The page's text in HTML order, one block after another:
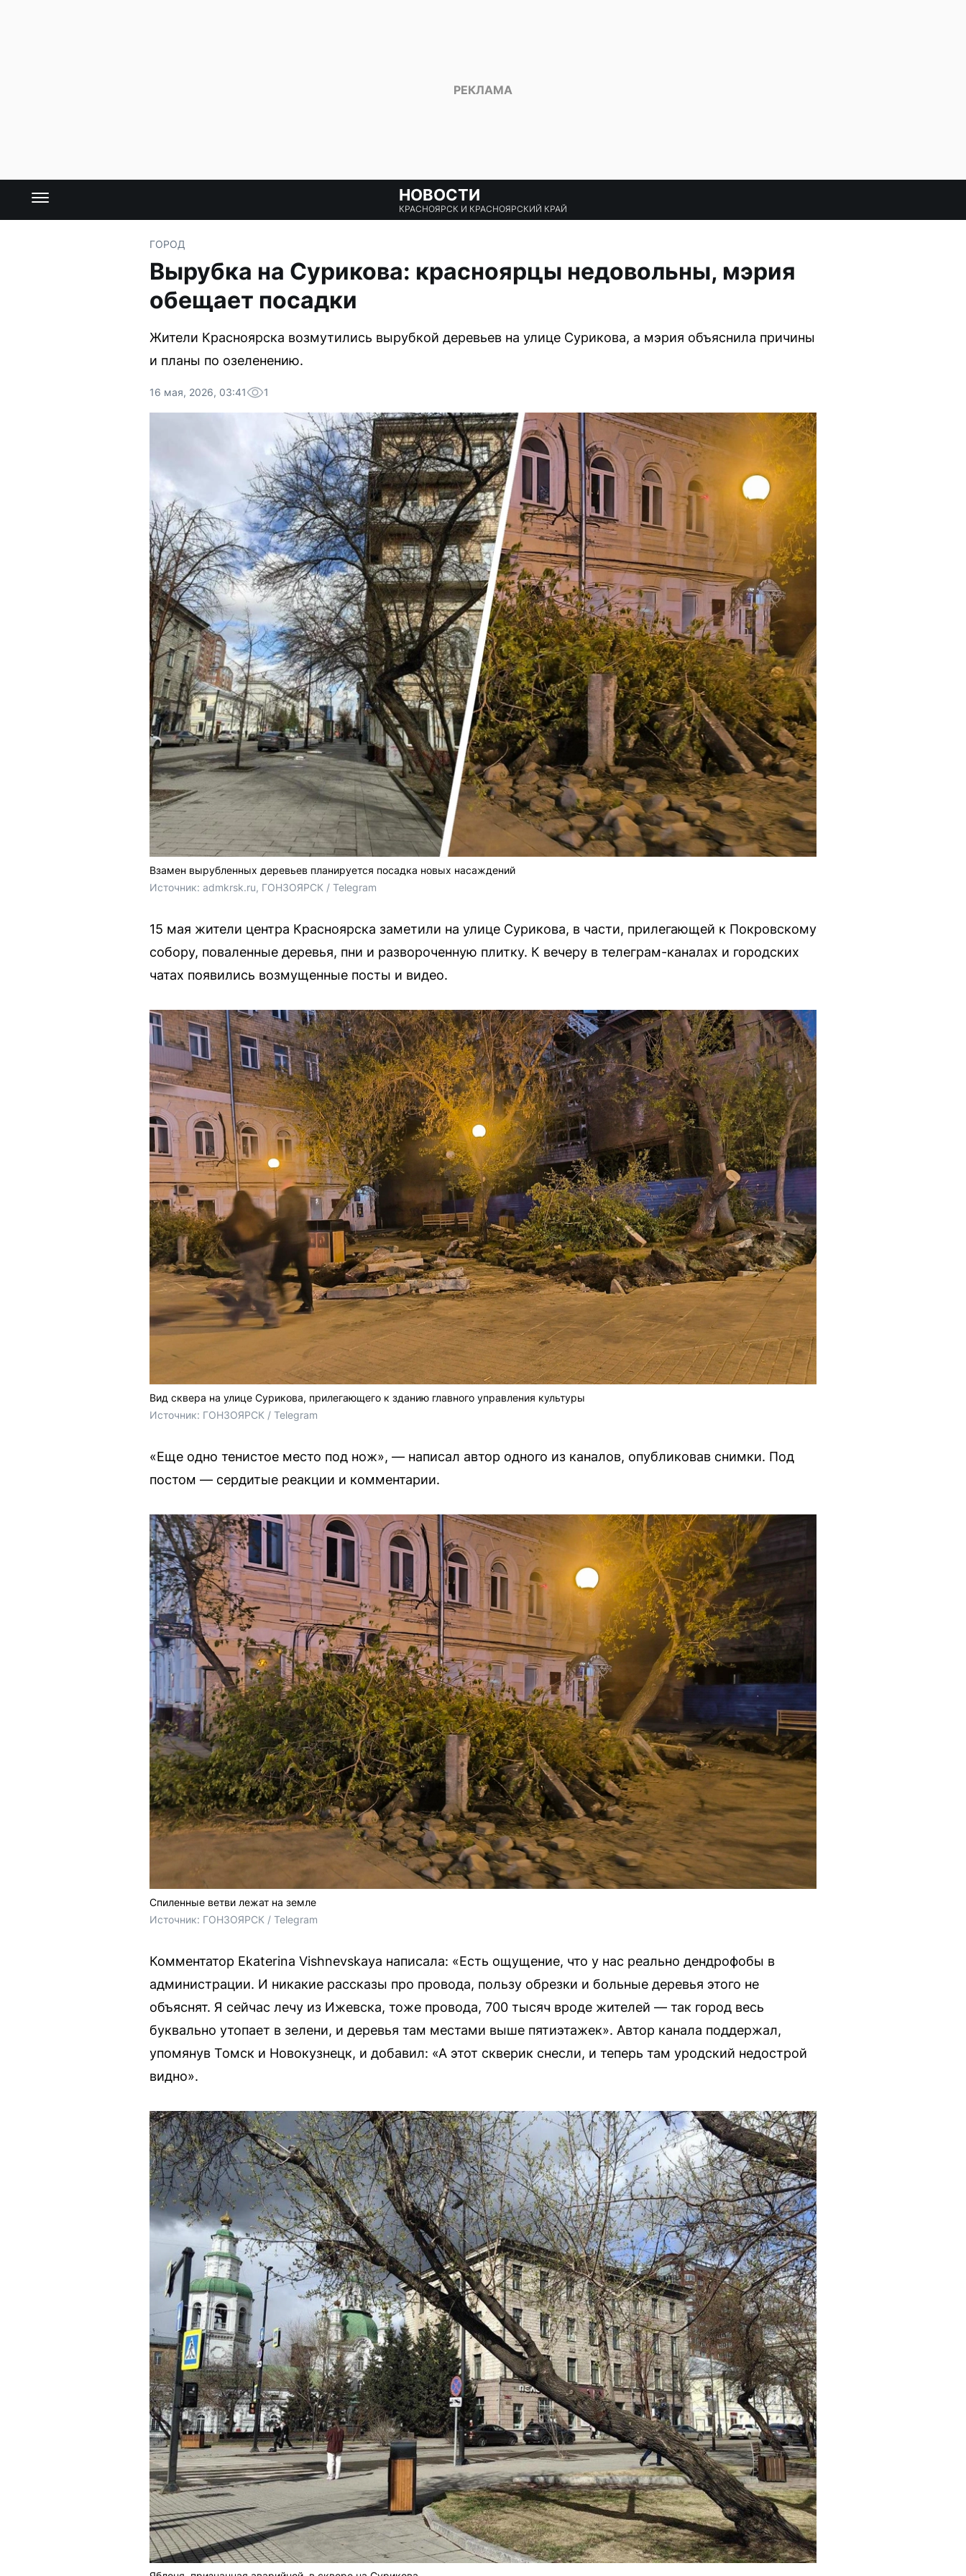
НОВОСТИ
КРАСНОЯРСК И КРАСНОЯРСКИЙ КРАЙ
ГОРОД
Вырубка на Сурикова: красноярцы недовольны, мэрия
обещает посадки
Жители Красноярска возмутились вырубкой деревьев на улице Сурикова, а мэрия объяснила причины
и планы по озеленению.
16 мая, 2026, 03:41 1
Взамен вырубленных деревьев планируется посадка новых насаждений
Источник: admkrsk.ru, ГОНЗОЯРСК / Telegram
15 мая жители центра Красноярска заметили на улице Сурикова, в части, прилегающей к Покровскому
собору, поваленные деревья, пни и развороченную плитку. К вечеру в телеграм-каналах и городских
чатах появились возмущенные посты и видео.
Вид сквера на улице Сурикова, прилегающего к зданию главного управления культуры
Источник: ГОНЗОЯРСК / Telegram
«Еще одно тенистое место под нож», — написал автор одного из каналов, опубликовав снимки. Под
постом — сердитые реакции и комментарии.
Спиленные ветви лежат на земле
Источник: ГОНЗОЯРСК / Telegram
Комментатор Ekaterina Vishnevskaya написала: «Есть ощущение, что у нас реально дендрофобы в
администрации. И никакие рассказы про провода, пользу обрезки и больные деревья этого не
объяснят. Я сейчас лечу из Ижевска, тоже провода, 700 тысяч вроде жителей — так город весь
буквально утопает в зелени, и деревья там местами выше пятиэтажек». Автор канала поддержал,
упомянув Томск и Новокузнецк, и добавил: «А этот скверик снесли, и теперь там уродский недострой
видно».